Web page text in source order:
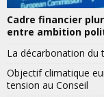
Cadre financier
entre ambition
La décarbonation du
Objectif climatique
tension au Conseil